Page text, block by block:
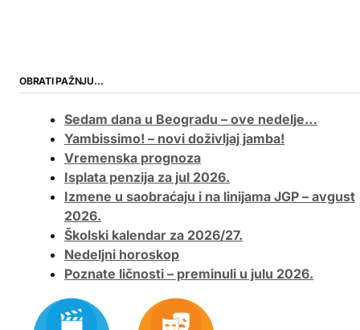
OBRATI PAŽNJU…
Sedam dana u Beogradu – ove nedelje…
Yambissimo! – novi doživljaj jamba!
Vremenska prognoza
Isplata penzija za jul 2026.
Izmene u saobraćaju i na linijama JGP – avgust
2026.
Školski kalendar za 2026/27.
Nedeljni horoskop
Poznate ličnosti – preminuli u julu 2026.